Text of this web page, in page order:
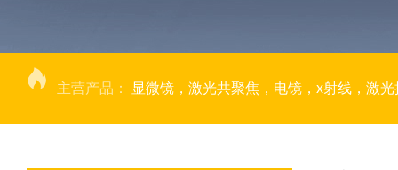
主营产品： 显微镜，激光共聚焦，电镜，x射线，激光捕获显微切割，荧光成像系统，